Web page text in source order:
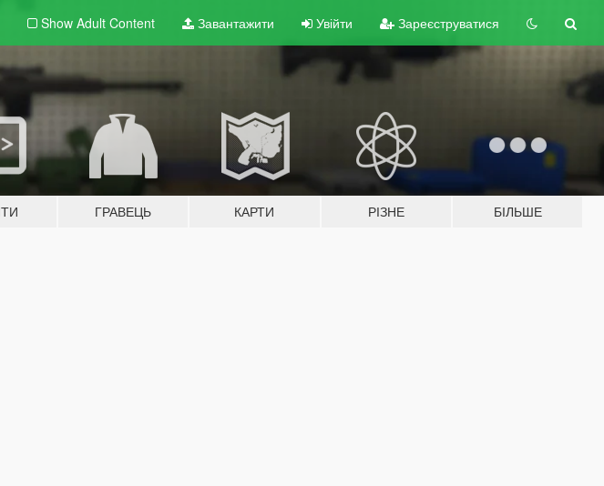
Show Adult Content Завантажити Увійти Зареєструватися
ГРАВЕЦЬ КАРТИ РІЗНЕ БІЛЬШЕ